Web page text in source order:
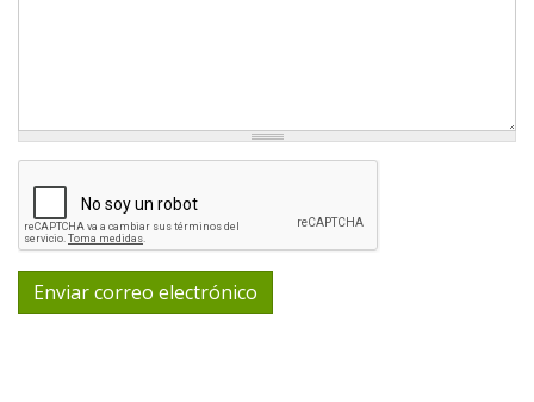
Enviar correo electrónico